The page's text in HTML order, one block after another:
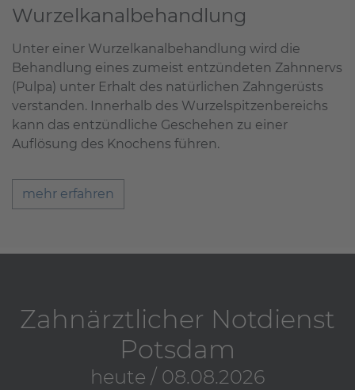
Wurzelkanalbehandlung
Unter einer Wurzelkanalbehandlung wird die
Behandlung eines zumeist entzündeten Zahnnervs
(Pulpa) unter Erhalt des natürlichen Zahngerüsts
verstanden. Innerhalb des Wurzelspitzenbereichs
kann das entzündliche Geschehen zu einer
Auflösung des Knochens führen.
mehr erfahren
Zahnärztlicher Notdienst
Potsdam
heute / 08.08.2026